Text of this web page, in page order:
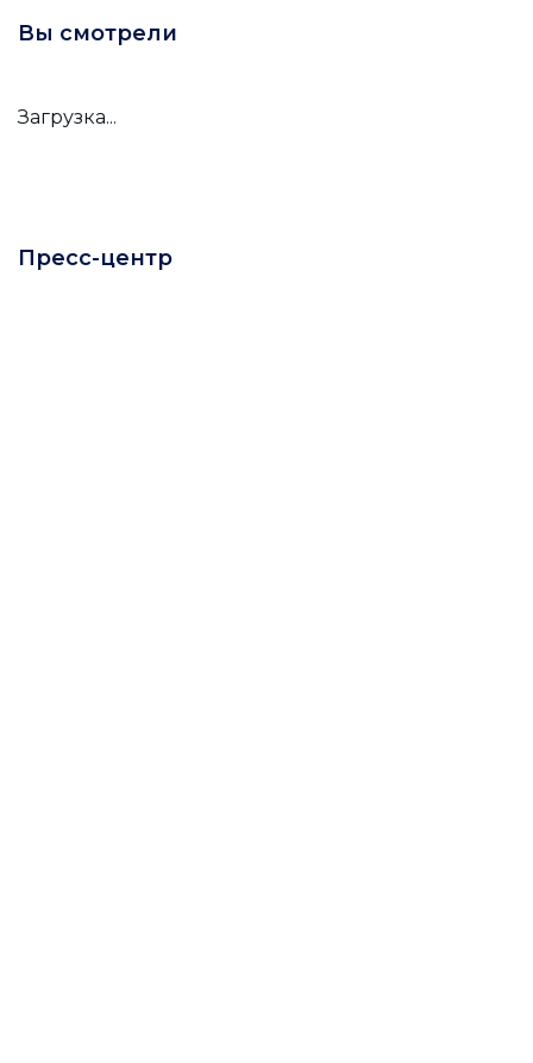
Вы смотрели
Загрузка...
Пресс-центр